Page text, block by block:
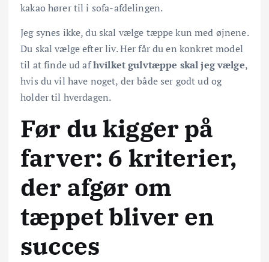
kakao hører til i sofa-afdelingen.
Jeg synes ikke, du skal vælge tæppe kun med øjnene.
Du skal vælge efter liv. Her får du en konkret model
til at finde ud afhvilket gulvtæppe skal jeg vælge,
hvis du vil have noget, der både ser godt ud og
holder til hverdagen.
Før du kigger på
farver: 6 kriterier,
der afgør om
tæppet bliver en
succes